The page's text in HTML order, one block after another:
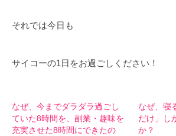
それでは今日も
サイコーの1日をお過ごしください！
なぜ、今までダラダラ過ごし
ていた8時間を、副業・趣味を
充実させた8時間にできたの
なぜ、寝
だけ」し
か？